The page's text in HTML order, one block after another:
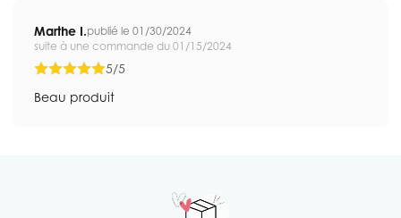
Marthe I.publié le 01/30/2024
suite à une commande du 01/15/2024
5/5
Beau produit